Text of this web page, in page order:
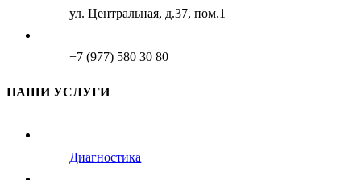
ул. Центральная, д.37, пом.1
+7 (977) 580 30 80
НАШИ УСЛУГИ
Диагностика